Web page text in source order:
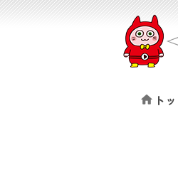
ト